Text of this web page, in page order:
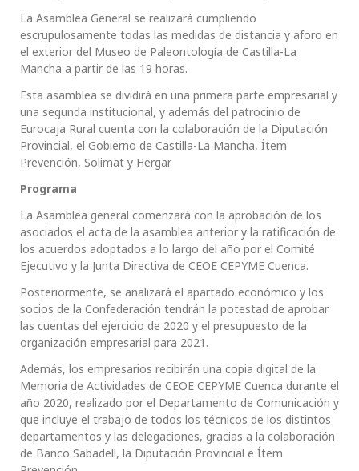
La Asamblea General se realizará cumpliendo
escrupulosamente todas las medidas de distancia y aforo en
el exterior del Museo de Paleontología de Castilla-La
Mancha a partir de las 19 horas.
Esta asamblea se dividirá en una primera parte empresarial y
una segunda institucional, y además del patrocinio de
Eurocaja Rural cuenta con la colaboración de la Diputación
Provincial, el Gobierno de Castilla-La Mancha, Ítem
Prevención, Solimat y Hergar.
Programa
La Asamblea general comenzará con la aprobación de los
asociados el acta de la asamblea anterior y la ratificación de
los acuerdos adoptados a lo largo del año por el Comité
Ejecutivo y la Junta Directiva de CEOE CEPYME Cuenca.
Posteriormente, se analizará el apartado económico y los
socios de la Confederación tendrán la potestad de aprobar
las cuentas del ejercicio de 2020 y el presupuesto de la
organización empresarial para 2021.
Además, los empresarios recibirán una copia digital de la
Memoria de Actividades de CEOE CEPYME Cuenca durante el
año 2020, realizado por el Departamento de Comunicación y
que incluye el trabajo de todos los técnicos de los distintos
departamentos y las delegaciones, gracias a la colaboración
de Banco Sabadell, la Diputación Provincial e Ítem